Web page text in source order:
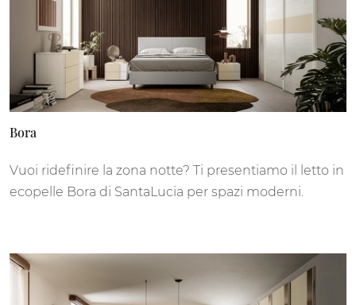
Bora
Vuoi ridefinire la zona notte? Ti presentiamo il letto in
ecopelle Bora di SantaLucia per spazi moderni.